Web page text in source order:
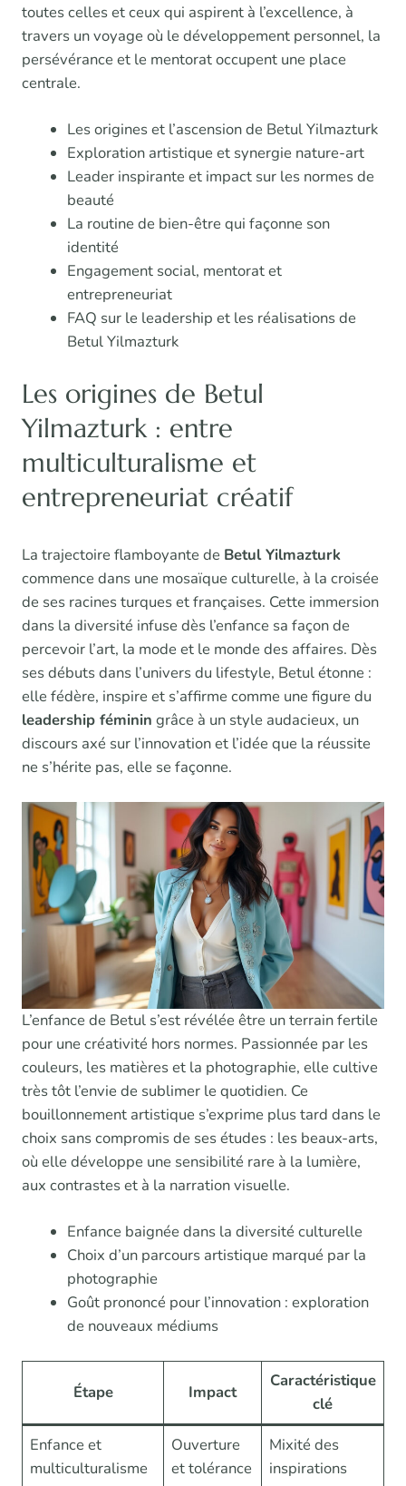
toutes celles et ceux qui aspirent à l’excellence, à
travers un voyage où le développement personnel, la
persévérance et le mentorat occupent une place
centrale.
Les origines et l’ascension de Betul Yilmazturk
Exploration artistique et synergie nature-art
Leader inspirante et impact sur les normes de
beauté
La routine de bien-être qui façonne son
identité
Engagement social, mentorat et
entrepreneuriat
FAQ sur le leadership et les réalisations de
Betul Yilmazturk
Les origines de Betul
Yilmazturk : entre
multiculturalisme et
entrepreneuriat créatif
La trajectoire flamboyante de Betul Yilmazturk
commence dans une mosaïque culturelle, à la croisée
de ses racines turques et françaises. Cette immersion
dans la diversité infuse dès l’enfance sa façon de
percevoir l’art, la mode et le monde des affaires. Dès
ses débuts dans l’univers du lifestyle, Betul étonne :
elle fédère, inspire et s’affirme comme une figure du
leadership féminin grâce à un style audacieux, un
discours axé sur l’innovation et l’idée que la réussite
ne s’hérite pas, elle se façonne.
L’enfance de Betul s’est révélée être un terrain fertile
pour une créativité hors normes. Passionnée par les
couleurs, les matières et la photographie, elle cultive
très tôt l’envie de sublimer le quotidien. Ce
bouillonnement artistique s’exprime plus tard dans le
choix sans compromis de ses études : les beaux-arts,
où elle développe une sensibilité rare à la lumière,
aux contrastes et à la narration visuelle.
Enfance baignée dans la diversité culturelle
Choix d’un parcours artistique marqué par la
photographie
Goût prononcé pour l’innovation : exploration
de nouveaux médiums
Étape Impact
Caractéristique
clé
Enfance et
multiculturalisme
Ouverture
et tolérance
Mixité des
inspirations